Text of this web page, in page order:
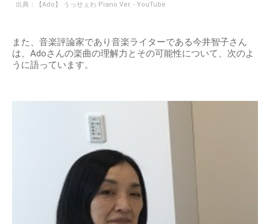
出典： 【Ado】 うっせぇわ Piano Ver. - YouTube
また、音楽評論家であり音楽ライターである今井智子さん
は、Adoさんの楽曲の理解力とその可能性について、次のよ
うに語っています。